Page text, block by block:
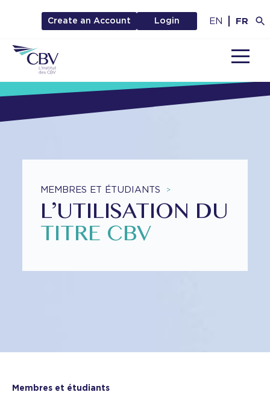
Create an Account Login EN FR
MEMBRES ET ÉTUDIANTS >
L’UTILISATION DU
TITRE CBV
Membres et étudiants